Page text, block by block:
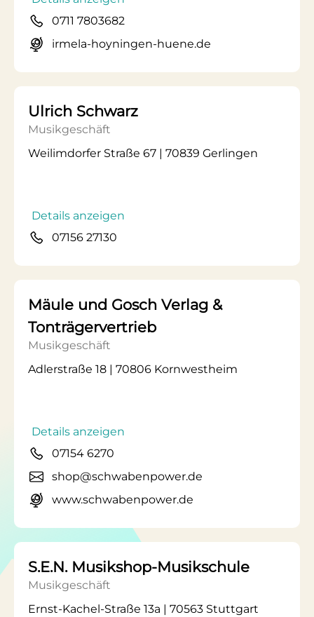
0711 7803682
irmela-hoyningen-huene.de
Ulrich Schwarz
Musikgeschäft
Weilimdorfer Straße 67 | 70839 Gerlingen
Details anzeigen
07156 27130
Mäule und Gosch Verlag &
Tonträgervertrieb
Musikgeschäft
Adlerstraße 18 | 70806 Kornwestheim
Details anzeigen
07154 6270
shop@schwabenpower.de
www.schwabenpower.de
S.E.N. Musikshop-Musikschule
Musikgeschäft
Ernst-Kachel-Straße 13a | 70563 Stuttgart